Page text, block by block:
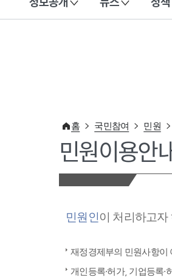
이 누리집은 대한민국 공식 전자정부 누리
홈 국민참여 민원
민원이용안
민원인이 처리하고
재정경제부의 민원사항이
개인등록·허가, 기업등록·